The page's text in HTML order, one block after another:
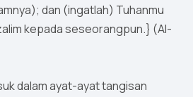
dan (ingatlah) Tuhanmu
kepada seseorangpun.} (Al-
dalam ayat-ayat tangisan